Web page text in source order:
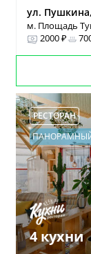
ул.
м. Площадь
2000 ₽
РЕСТОРАН
4 кухни